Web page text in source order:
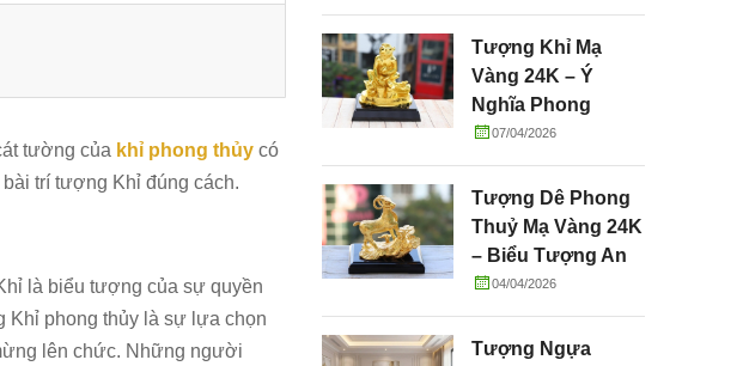
tường của khỉ phong thủy có
trí tượng Khỉ đúng cách.
là biểu tượng của sự quyền
Khỉ phong thủy là sự lựa chọn
lên chức. Những người
Và Thành Công
Tượng Khỉ Mạ
Vàng 24K – Ý
Nghĩa Phong
Thuỷ, Tài Lộc &
Quà Tặng Cao Cấp
07/04/2026
Tượng Dê Phong
Thuỷ Mạ Vàng 24K
– Biểu Tượng An
Lành, Sung Túc Và
Phú Quý
04/04/2026
Tượng Ngựa